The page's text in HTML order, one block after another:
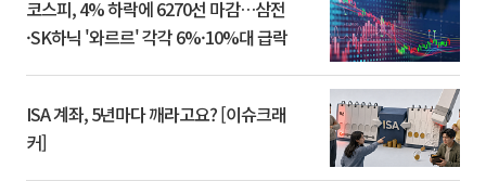
코스피, 4% 하락에 6270선 마감…삼전
·SK하닉 '와르르' 각각 6%·10%대 급락
ISA 계좌, 5년마다 깨라고요? [이슈크래
커]